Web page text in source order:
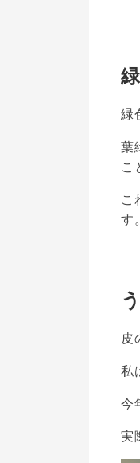
緑
葉
こ
こ
す。
皮
私
今
実